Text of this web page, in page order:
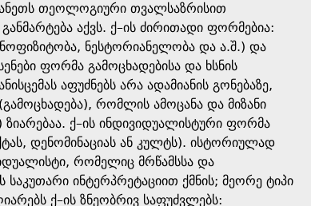
თეოლოგიური თვალსაზრისით
აქვს. ქ–ის ძირითადი ფორმებია:
ნესტორიანელობა და ა.შ.) და
ფორმა გამოცხადებისა და ხსნის
აფუძნებს არა ადამიანის გონებაზე,
რომლის ამოცანა და მიზანი
ზიარებაა. ქ–ის ინდივიდუალისტური ფორმა
დენომინაციას ან კულტს). ისტორიულად
რომელიც მრწამსსა და
ინტერპრეტაციით ქმნის; მეორე ტიპი
ქ–ის ზნეობრივ საფუძვლებს: